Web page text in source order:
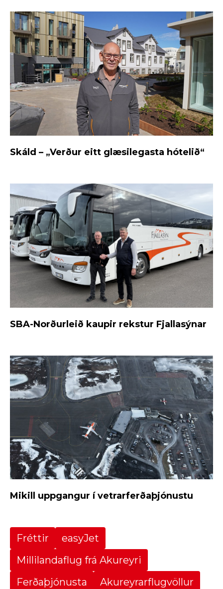
Skáld – „Verður eitt glæsilegasta hótelið“
SBA-Norðurleið kaupir rekstur Fjallasýnar
Mikill uppgangur í vetrarferðaþjónustu
Fréttir
easyJet
Millilandaflug frá Akureyri
Ferðaþjónusta
Akureyrarflugvöllur